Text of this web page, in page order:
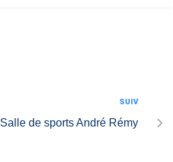
SUIV
Salle de sports André Rémy